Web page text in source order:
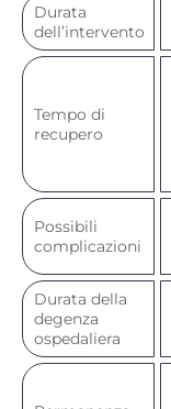
Durata
dell’intervento
Tempo di
recupero
Possibili
complicazioni
Durata della
degenza
ospedaliera